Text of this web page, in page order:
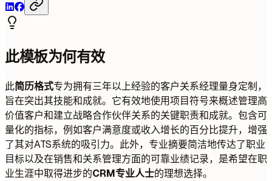
此模板为何有效
此简历格式专为拥有三年以上经验的客户关系经理量身定制，
旨在突出其技能和成就。它有效地使用项目符号来概述管理高
价值客户和建立战略合作伙伴关系的关键职责和成就。包含可
量化的指标，例如客户满意度或收入增长的百分比提升，增强
了其对ATS系统的吸引力。此外，专业摘要简洁地传达了职业
目标以及在销售和关系管理方面的可靠业绩记录，是希望在职
业生涯中取得进步的CRM专业人士的理想选择。